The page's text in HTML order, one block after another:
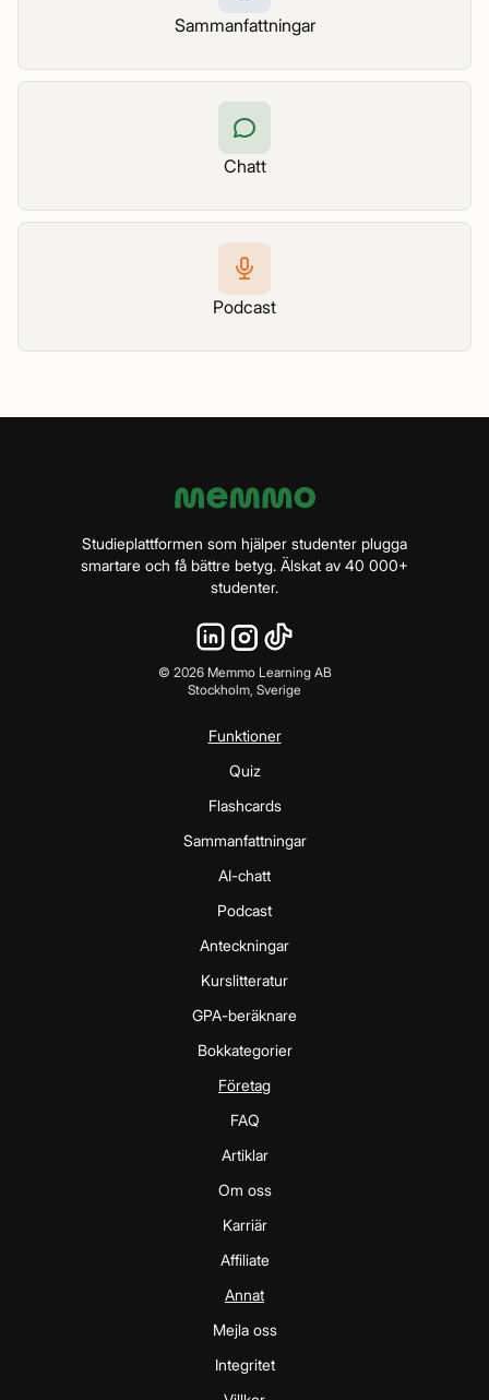
Sammanfattningar
Chatt
Podcast
Studieplattformen som hjälper studenter plugga
smartare och få bättre betyg. Älskat av 40 000+
studenter.
© 2026Memmo Learning AB
Stockholm, Sverige
Funktioner
Quiz
Flashcards
Sammanfattningar
AI-chatt
Podcast
Anteckningar
Kurslitteratur
GPA-beräknare
Bokkategorier
Företag
FAQ
Artiklar
Om oss
Karriär
Affiliate
Annat
Mejla oss
Integritet